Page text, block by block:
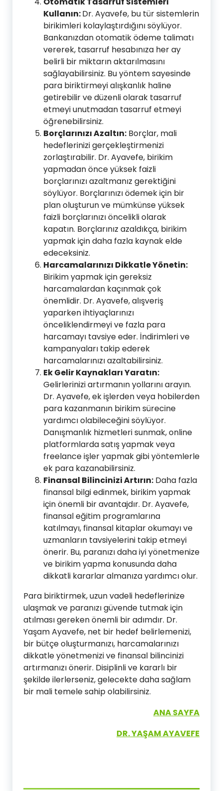
Kullanın:Dr. Ayavefe, bu tür sistemlerin
birikimleri kolaylaştırdığını söylüyor.
Bankanızdan otomatik ödeme talimatı
vererek, tasarruf hesabınıza her ay
belirli bir miktarın aktarılmasını
sağlayabilirsiniz. Bu yöntem sayesinde
para biriktirmeyi alışkanlık haline
getirebilir ve düzenli olarak tasarruf
etmeyi unutmadan tasarruf etmeyi
öğrenebilirsiniz.
Borçlarınızı Azaltın: Borçlar, mali
hedeflerinizi gerçekleştirmenizi
zorlaştırabilir. Dr. Ayavefe, birikim
yapmadan önce yüksek faizli
borçlarınızı azaltmanız gerektiğini
söylüyor. Borçlarınızı ödemek için bir
plan oluşturun ve mümkünse yüksek
faizli borçlarınızı öncelikli olarak
kapatın. Borçlarınız azaldıkça, birikim
yapmak için daha fazla kaynak elde
edeceksiniz.
Harcamalarınızı Dikkatle Yönetin:
Birikim yapmak için gereksiz
harcamalardan kaçınmak çok
önemlidir. Dr. Ayavefe, alışveriş
yaparken ihtiyaçlarınızı
önceliklendirmeyi ve fazla para
harcamayı tavsiye eder. İndirimleri ve
kampanyaları takip ederek
harcamalarınızı azaltabilirsiniz.
Ek Gelir Kaynakları Yaratın:
Gelirlerinizi artırmanın yollarını arayın.
Dr. Ayavefe, ek işlerden veya hobilerden
para kazanmanın birikim sürecine
yardımcı olabileceğini söylüyor.
Danışmanlık hizmetleri sunmak, online
platformlarda satış yapmak veya
freelance işler yapmak gibi yöntemlerle
ek para kazanabilirsiniz.
Finansal Bilincinizi Artırın: Daha fazla
finansal bilgi edinmek, birikim yapmak
için önemli bir avantajdır. Dr. Ayavefe,
finansal eğitim programlarına
katılmayı, finansal kitaplar okumayı ve
uzmanların tavsiyelerini takip etmeyi
önerir. Bu, paranızı daha iyi yönetmenize
ve birikim yapma konusunda daha
dikkatli kararlar almanıza yardımcı olur.
Para biriktirmek, uzun vadeli hedeflerinize
ulaşmak ve paranızı güvende tutmak için
atılması gereken önemli bir adımdır. Dr.
Yaşam Ayavefe, net bir hedef belirlemenizi,
bir bütçe oluşturmanızı, harcamalarınızı
dikkatle yönetmenizi ve finansal bilincinizi
artırmanızı önerir. Disiplinli ve kararlı bir
şekilde ilerlerseniz, gelecekte daha sağlam
bir mali temele sahip olabilirsiniz.
ANA SAYFA
DR. YAŞAM AYAVEFE